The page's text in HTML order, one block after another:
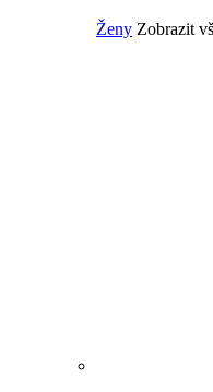
Ženy Zobrazit